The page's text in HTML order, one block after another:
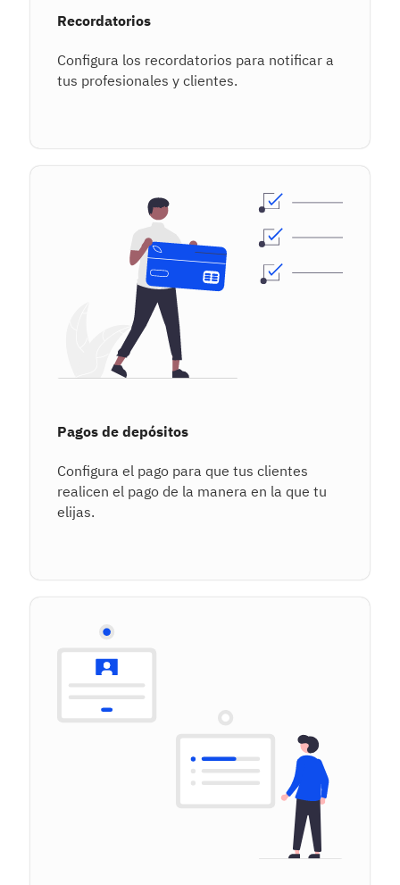
Recordatorios
Configura los recordatorios para notificar a
tus profesionales y clientes.
Pagos de depósitos
Configura el pago para que tus clientes
realicen el pago de la manera en la que tu
elijas.